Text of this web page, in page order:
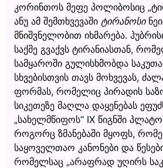
კორინთოს მეფე პოლიბოსიც
ანუ ამ შემთხვევაში ტირანოსი
მნიშვნელობით იხმარება.
საქმე გვაქვს ტირანიასთან,
სამყაროში გულისხმობდა
სხვებისთვის თავს მოხვევას,
ფორმას, რომელიც პირადის
სიკეთეზე მაღლა დაყენებას
„სახელმწიფოს“ IX წიგნში
როგორც ზმანებაში მყოფს,
საყოველთაო კანონები და
რომელსაც „არაფრად უღირს